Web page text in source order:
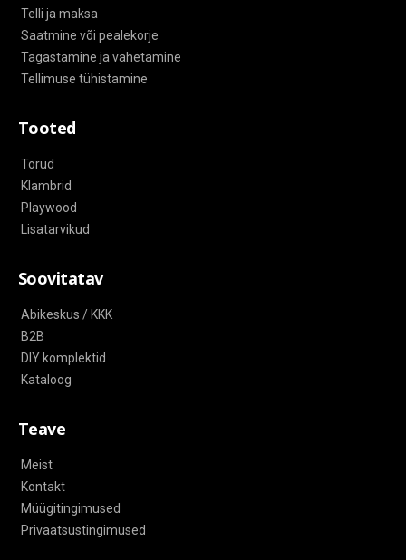
Telli ja maksa
Saatmine või pealekorje
Tagastamine ja vahetamine
Tellimuse tühistamine
Tooted
Torud
Klambrid
Playwood
Lisatarvikud
Soovitatav
Abikeskus / KKK
B2B
DIY komplektid
Kataloog
Teave
Meist
Kontakt
Müügitingimused
Privaatsustingimused